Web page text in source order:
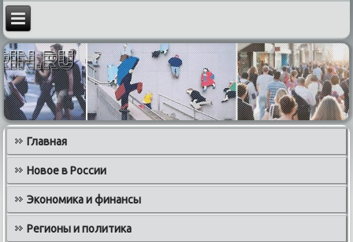
Главная
Новое в России
Экономика и финансы
Регионы и политика